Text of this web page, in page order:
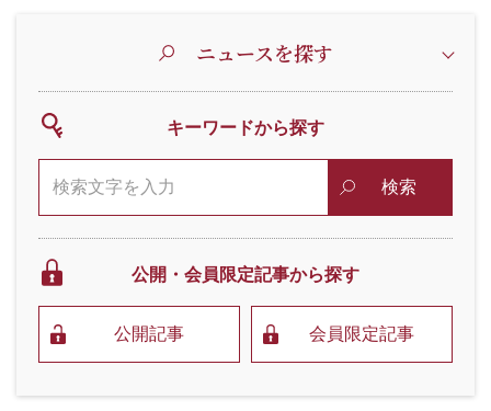
ニュースを探す
キーワードから探す
検索
公開・会員限定記事から探す
公開記事 会員限定記事